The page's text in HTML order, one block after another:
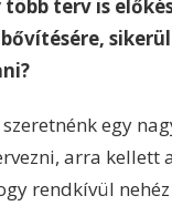
több terv is
szeretnénk egy
arra kellett
rendkívül